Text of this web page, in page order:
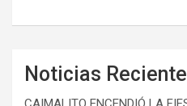
Noticias